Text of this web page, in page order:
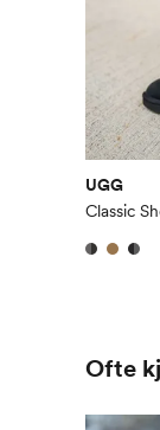
UGG
Classic
Ofte